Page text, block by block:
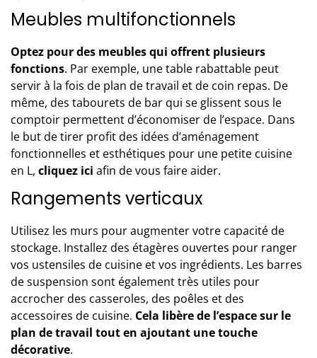
Meubles multifonctionnels
Optez pour des meublesqui offrent plusieurs
fonctions. Par exemple, une table rabattable peut
servir à la fois de plan de travail et de coin repas. De
même, des tabourets de bar qui se glissent sous le
comptoir permettent d’économiser de l’espace. Dans
le but de tirer profit des idées d’aménagement
fonctionnelles et esthétiques pour une petite cuisine
en L, cliquez ici afin de vous faire aider.
Rangements verticaux
Utilisez les murs pour augmenter votre capacité de
stockage. Installez des étagères ouvertes pour ranger
vos ustensiles de cuisine et vos ingrédients. Les barres
de suspension sont également très utiles pour
accrocher des casseroles, des poêles et des
accessoires de cuisine. Cela libère de l’espace sur le
plan de travail tout en ajoutant une touche
décorative.